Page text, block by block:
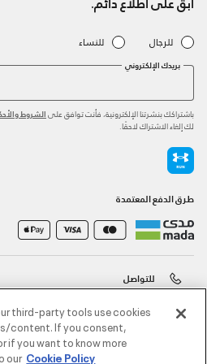
للرجال للنساء
بريدك الإلكتروني
باشتراكك بنشرتنا الإلكترونية، فأنت توافق على الشروط
لك إلغاء الاشتراك لاحقًا.
طرق الدفع المعتمدة
للتواصل
خدمة العملاء
third-party tools use cookies
content. If you consent,
if you want to know more
our Cookie Policy